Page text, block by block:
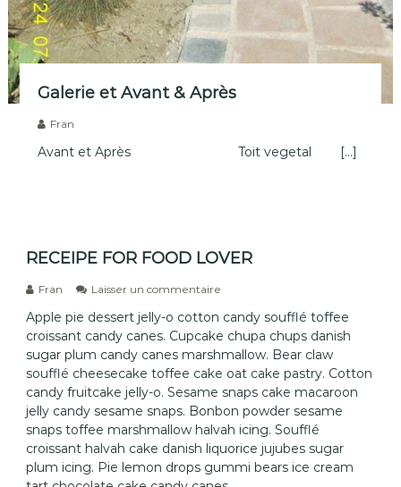
Galerie et Avant & Après
Fran
Avant et Après Toit vegetal […]
RECEIPE FOR FOOD LOVER
Fran Laisser un commentaires
r
R
E
C
P
E
F
O
R
Apple pie dessert jelly-o cotton candy soufflé toffee
croissant candy canes. Cupcake chupa chups danish
sugar plum candy canes marshmallow. Bear claw
soufflé cheesecake toffee cake oat cake pastry. Cotton
candy fruitcake jelly-o. Sesame snaps cake macaroon
jelly candy sesame snaps. Bonbon powder sesame
snaps toffee marshmallow halvah icing. Soufflé
croissant halvah cake danish liquorice jujubes sugar
plum icing. Pie lemon drops gummi bears ice cream